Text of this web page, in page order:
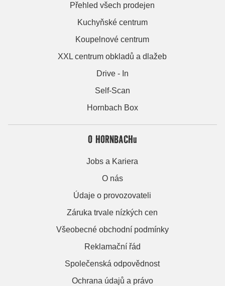
Přehled všech prodejen
Kuchyňské centrum
Koupelnové centrum
XXL centrum obkladů a dlažeb
Drive - In
Self-Scan
Hornbach Box
O HORNBACHu
Jobs a Kariera
O nás
Údaje o provozovateli
Záruka trvale nízkých cen
Všeobecné obchodní podmínky
Reklamační řád
Společenská odpovědnost
Ochrana údajů a právo